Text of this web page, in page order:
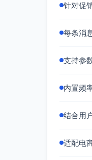
针对促
每条消
支持参
内置频
结合用
适配电